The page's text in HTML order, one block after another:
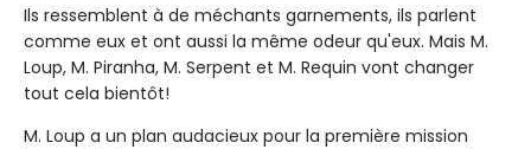
Ils ressemblent à de méchants garnements, ils parlent
comme eux et ont aussi la même odeur qu'eux. Mais M.
Loup, M. Piranha, M. Serpent et M. Requin vont changer
tout cela bientôt!
M. Loup a un plan audacieux pour la première mission